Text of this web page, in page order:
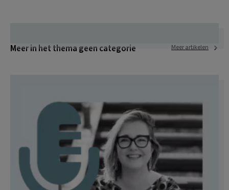
Meer in het thema geen categorie Meer artikelen